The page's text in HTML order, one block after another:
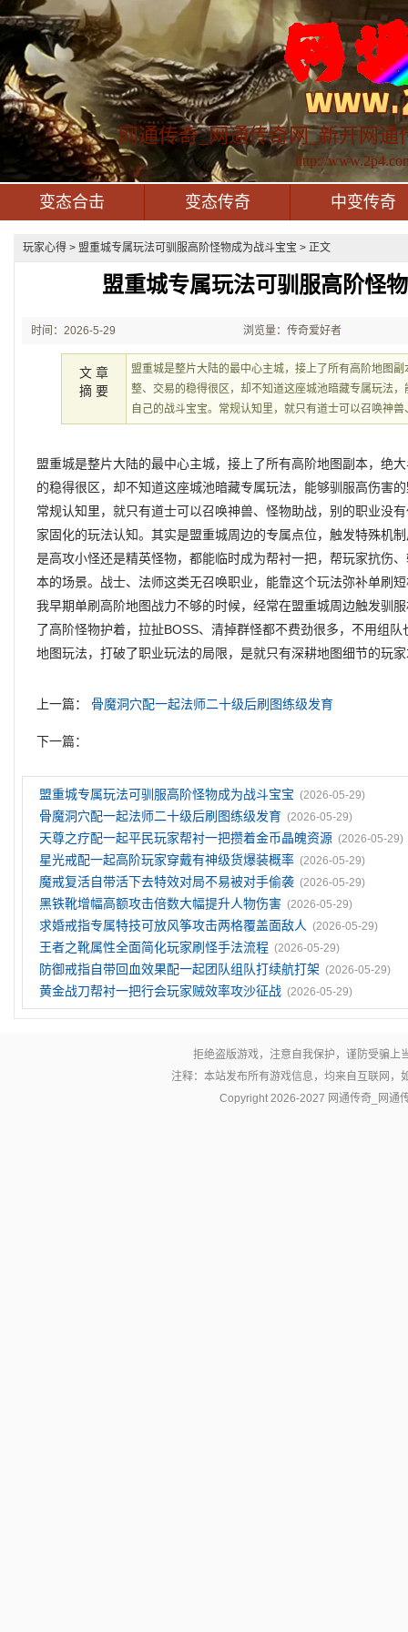
网通传奇_网通传奇网_新开网通
http://
变态合击 变态传奇 中变传奇
玩家心得 > 盟重城专属玩法可驯服高阶怪物成为战斗宝宝 > 正文
盟重城专属玩法可驯服高阶怪
时间：2026-5-29
21:51:01
浏览量：传奇爱好者
文 章
摘 要
盟重城是整片大陆的最中心主城，接上了所有高阶地图
整、交易的稳得很区，却不知道这座城池暗藏专属玩法
自己的战斗宝宝。常规认知里，就只有道士可以召唤神
盟重城是整片大陆的最中心主城，接上了所有高阶地图副本，绝
的稳得很区，却不知道这座城池暗藏专属玩法，能够驯服高伤害
常规认知里，就只有道士可以召唤神兽、怪物助战，别的职业没
家固化的玩法认知。其实是盟重城周边的专属点位，触发特殊机
是高攻小怪还是精英怪物，都能临时成为帮衬一把，帮玩家抗伤
本的场景。战士、法师这类无召唤职业，能靠这个玩法弥补单刷
我早期单刷高阶地图战力不够的时候，经常在盟重城周边触发驯
了高阶怪物护着，拉扯BOSS、清掉群怪都不费劲很多，不用组
地图玩法，打破了职业玩法的局限，是就只有深耕地图细节的玩
上一篇： 骨魔洞穴配一起法师二十级后刷图练级发育
下一篇：
盟重城专属玩法可驯服高阶怪物成为战斗宝宝 (2026-05-29)
骨魔洞穴配一起法师二十级后刷图练级发育 (2026-05-29)
天尊之疗配一起平民玩家帮衬一把攒着金币晶魄资源 (2026-05-29)
星光戒配一起高阶玩家穿戴有神级货爆装概率 (2026-05-29)
魔戒复活自带活下去特效对局不易被对手偷袭 (2026-05-29)
黑铁靴增幅高额攻击倍数大幅提升人物伤害 (2026-05-29)
求婚戒指专属特技可放风筝攻击两格覆盖面敌人 (2026-05-29)
王者之靴属性全面简化玩家刷怪手法流程 (2026-05-29)
防御戒指自带回血效果配一起团队组队打续航打架 (2026-05-29)
黄金战刀帮衬一把行会玩家贼效率攻沙征战 (2026-05-29)
拒绝盗版游戏，注意自我保护，谨防受骗上
注释：本站发布所有游戏信息，均来自互联网
Copyright 2026-2027 网通传奇_网通